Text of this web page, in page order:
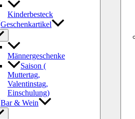
Kinderbesteck
Geschenkartikel
Männergeschenke
Saison (
Muttertag,
Valentinstag,
Einschulung)
Bar & Wein